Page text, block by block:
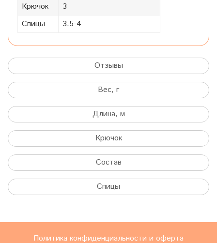
Крючок
3
Спицы
3.5-4
Отзывы
Вес, г
Длина, м
Крючок
Состав
Спицы
Политика конфиденциальности и оферта